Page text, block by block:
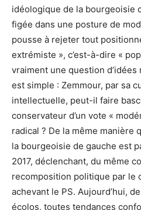
idéologique de la bourgeoisie
figée dans une posture de
pousse à rejeter tout
extrémiste », c’est-à-dire «
vraiment une question
est simple : Zemmour, par sa
intellectuelle, peut-il faire
conservateur d’un vote «
radical ? De la même manière
la bourgeoisie de gauche est
2017, déclenchant, du même
recomposition politique par le
achevant le PS. Aujourd’hui,
écolos, toutes tendances